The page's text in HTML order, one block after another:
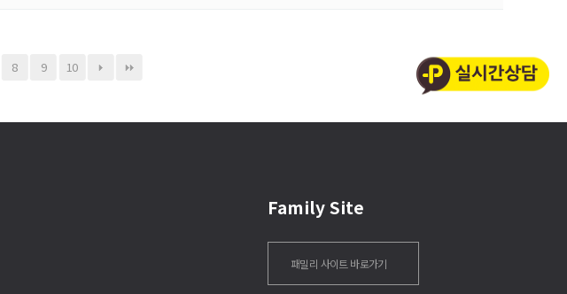
8 9 10
Family Site
패밀리 사이트 바로가기